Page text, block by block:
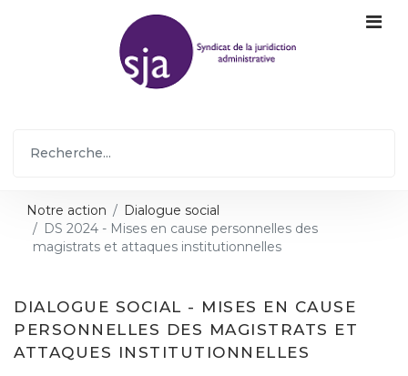
Notre action
Dialogue social
DS 2024 - Mises en cause personnelles des
magistrats et attaques institutionnelles
DIALOGUE SOCIAL - MISES EN CAUSE
PERSONNELLES DES MAGISTRATS ET
ATTAQUES INSTITUTIONNELLES